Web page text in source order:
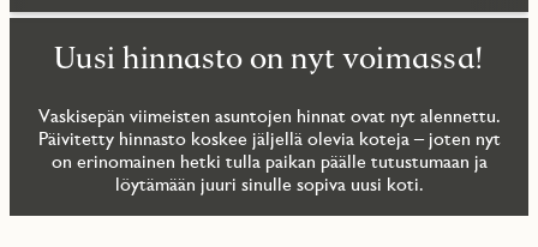
Uusi hinnasto on nyt voimassa!
Vaskisepän viimeisten asuntojen hinnat ovat nyt alennettu.
Päivitetty hinnasto koskee jäljellä olevia koteja – joten nyt
on erinomainen hetki tulla paikan päälle tutustumaan ja
löytämään juuri sinulle sopiva uusi koti.